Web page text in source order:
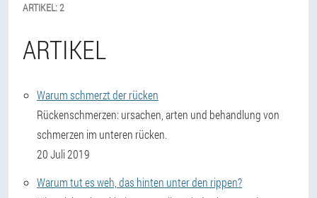
ARTIKEL:2
ARTIKEL
Warum schmerzt der rücken
Rückenschmerzen: ursachen, arten und behandlung von
schmerzen im unteren rücken.
20 Juli 2019
Warum tut es weh, das hinten unter den rippen?